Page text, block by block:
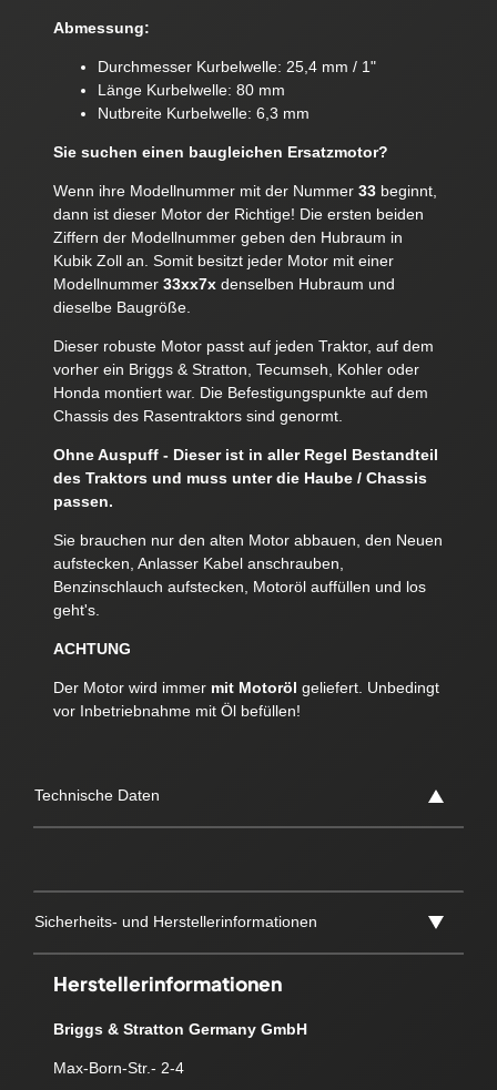
Abmessung:
Durchmesser Kurbelwelle: 25,4 mm / 1"
Länge Kurbelwelle: 80 mm
Nutbreite Kurbelwelle: 6,3 mm
Sie suchen einen baugleichen Ersatzmotor?
Wenn ihre Modellnummer mit der Nummer 33beginnt,
dann ist dieser Motor der Richtige! Die ersten beiden
Ziffern der Modellnummer geben den Hubraum in
Kubik Zoll an. Somit besitzt jeder Motor mit einer
Modellnummer 33xx7xdenselben Hubraum und
dieselbe Baugröße.
Dieser robuste Motor passt auf jeden Traktor, auf dem
vorher ein Briggs & Stratton, Tecumseh, Kohler oder
Honda montiert war. Die Befestigungspunkte auf dem
Chassis des Rasentraktors sind genormt.
Ohne Auspuff - Dieser ist in aller Regel Bestandteil
des Traktors und muss unter die Haube / Chassis
passen.
Sie brauchen nur den alten Motor abbauen, den Neuen
aufstecken, Anlasser Kabel anschrauben,
Benzinschlauch aufstecken, Motoröl auffüllen und los
geht's.
ACHTUNG
Der Motor wird immer mit Motoröl geliefert. Unbedingt
vor Inbetriebnahme mit Öl befüllen!
Technische Daten
Sicherheits- und Herstellerinformationen
Herstellerinformationen
Briggs & Stratton Germany GmbH
Max-Born-Str.- 2-4